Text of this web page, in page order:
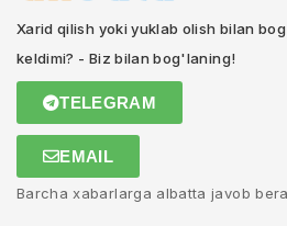
Xarid qilish yoki yuklab olish bilan
keldimi? - Biz bilan bog'laning!
TELEGRAM
EMAIL
Barcha xabarlarga albatta javob